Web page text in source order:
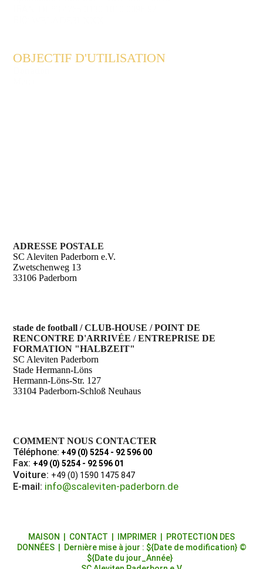
OBJECTIF D'UTILISATION
ADRESSE POSTALE
SC Aleviten Paderborn e.V.
Zwetschenweg 13
33106 Paderborn
stade de football / CLUB-HOUSE / POINT DE
RENCONTRE D'ARRIVÉE / ENTREPRISE DE
FORMATION "HALBZEIT"
SC Aleviten Paderborn
Stade Hermann-Löns
Hermann-Löns-Str. 127
33104 Paderborn-Schloß Neuhaus
COMMENT NOUS CONTACTER
Téléphone: +49 (0) 5254 - 92 596 00
Fax: +49 (0) 5254 - 92 596 01
Voiture: +49 (0) 1590 1475 847
E-mail: info@scaleviten-paderborn.de
MAISON CONTACT IMPRIMER
PROTECTION DES
DONNÉES| Dernière mise à jour : ${Date de modification} ©
${Date du jour_Année}